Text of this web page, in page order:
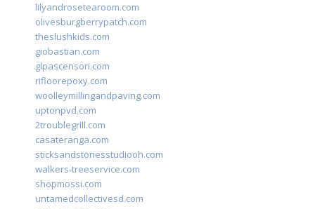
lilyandrosetearoom.com
olivesburgberrypatch.com
theslushkids.com
giobastian.com
glpascensori.com
rifloorepoxy.com
woolleymillingandpaving.com
uptonpvd.com
2troublegrill.com
casateranga.com
sticksandstonesstudiooh.com
walkers-treeservice.com
shopmossi.com
untamedcollectivesd.com